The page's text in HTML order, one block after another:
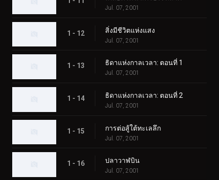
Jul. 07, 2001
1 - 12 สิ่งมีชีวิตแห่งแสง
Jul. 07, 2001
1 - 13 ธิดาแห่งกาลเวลา: ตอนที่ 1
Jul. 07, 2001
1 - 14 ธิดาแห่งกาลเวลา: ตอนที่ 2
Jul. 07, 2001
1 - 15 การต่อสู้ใต้ทะเลลึก
Jul. 07, 2001
1 - 16 ปลาวาฬบิน
Jul. 07, 2001